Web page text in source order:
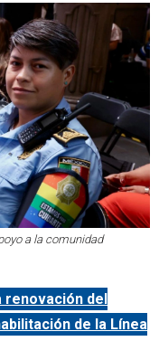
a la comunidad
renovación del
de la Línea